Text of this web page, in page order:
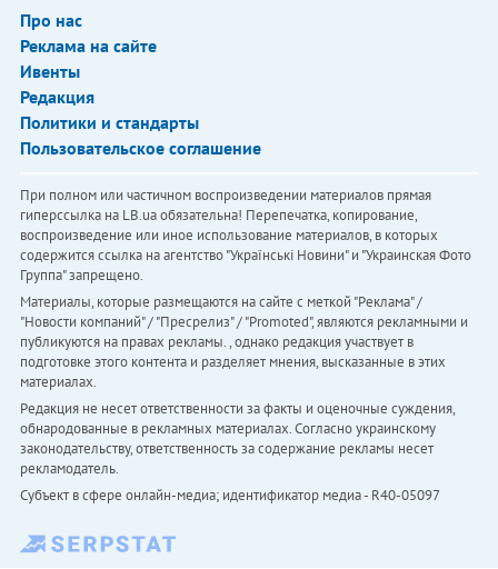
Про нас
Реклама на сайте
Ивенты
Редакция
Политики и стандарты
Пользовательское соглашение
При полном или частичном воспроизведении материалов прямая
гиперссылка на LB.ua обязательна! Перепечатка, копирование,
воспроизведение или иное использование материалов, в которых
содержится ссылка на агентство "Українськi Новини" и "Украинская Фото
Группа" запрещено.
Материалы, которые размещаются на сайте с меткой "Реклама" /
"Новости компаний" / "Пресрелиз" / "Promoted", являются рекламными и
публикуются на правах рекламы. , однако редакция участвует в
подготовке этого контента и разделяет мнения, высказанные в этих
материалах.
Редакция не несет ответственности за факты и оценочные суждения,
обнародованные в рекламных материалах. Согласно украинскому
законодательству, ответственность за содержание рекламы несет
рекламодатель.
Субъект в сфере онлайн-медиа; идентификатор медиа - R40-05097